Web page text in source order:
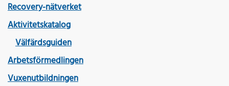
Recovery-nätverket
Aktivitetskatalog
Välfärdsguiden
Arbetsförmedlingen
Vuxenutbildningen